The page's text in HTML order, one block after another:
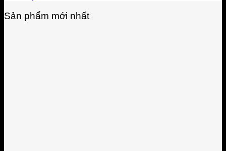
Sản phẩm mới nhất